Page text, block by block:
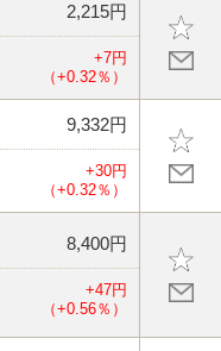
2,215円
+7円
（+0.32％）
9,332円
+30円
（+0.32％）
8,400円
+47円
（+0.56％）